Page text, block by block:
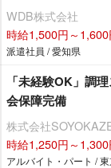
WDB株式会社
時給1,500円～1,600
派遣社員 / 愛知県
「未経験OK」調
会保障完備
株式会社
時給1,250円～1,300
アルバイト・パート /